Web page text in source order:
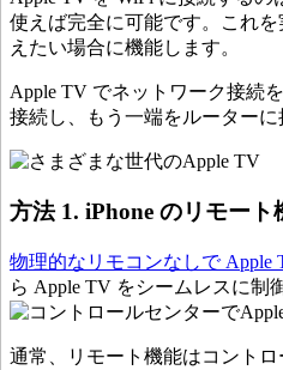
使えば完全に可能です。これ
えたい場合に機能します。
Apple TV でネットワーク接続
接続し、もう一端をルーター
方法 1. iPhone のリモート
物理的なリモコンなしで Apple
ら Apple TV をシームレスに制
通常、リモート機能はコント